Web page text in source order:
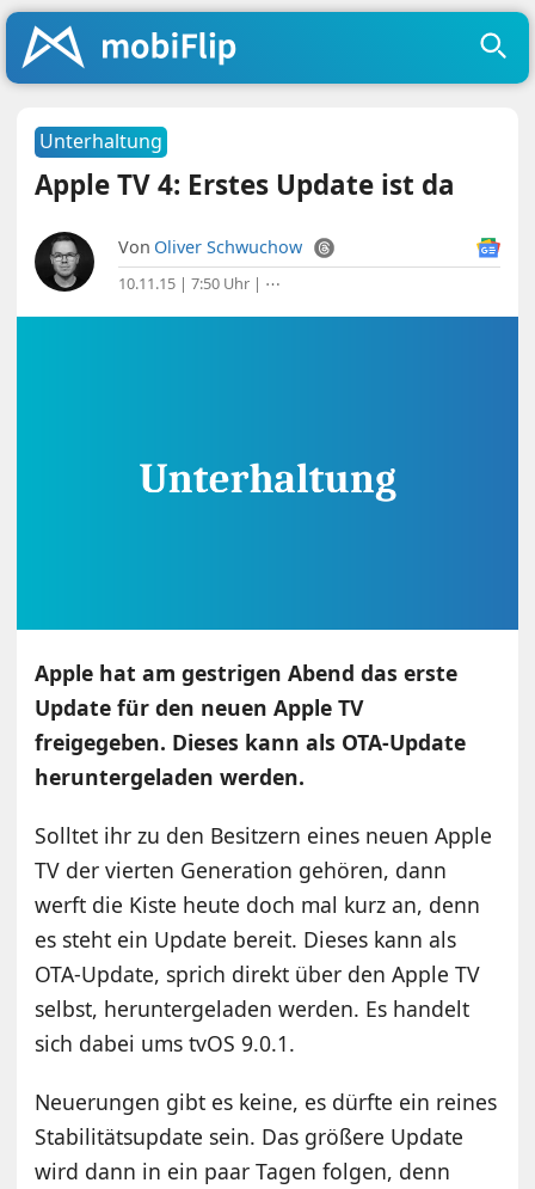
Unterhaltung
Apple TV 4: Erstes Update ist da
Von Oliver Schwuchow
10.11.15 | 7:50 Uhr | ⋯
Apple hat am gestrigen Abend das erste
Update für den neuen Apple TV
freigegeben. Dieses kann als OTA-Update
heruntergeladen werden.
Solltet ihr zu den Besitzern eines neuen Apple
TV der vierten Generation gehören, dann
werft die Kiste heute doch mal kurz an, denn
es steht ein Update bereit. Dieses kann als
OTA-Update, sprich direkt über den Apple TV
selbst, heruntergeladen werden. Es handelt
sich dabei ums tvOS 9.0.1.
Neuerungen gibt es keine, es dürfte ein reines
Stabilitätsupdate sein. Das größere Update
wird dann in ein paar Tagen folgen, denn